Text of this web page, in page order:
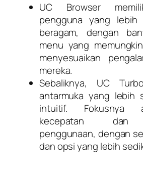
UC Browser
pengguna yang lebih
beragam, dengan
menu yang
menyesuaikan
mereka.
Sebaliknya, UC
antarmuka yang lebih
intuitif. Fokusnya
kecepatan dan
penggunaan, dengan
dan opsi yang lebih